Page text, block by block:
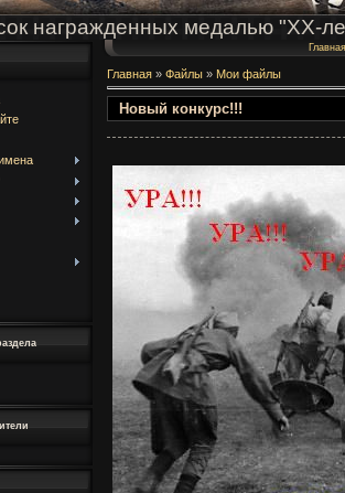
награжденных медалью "ХХ-
Главная
Главная » Файлы » Мои файлы
Новый конкурс!!!